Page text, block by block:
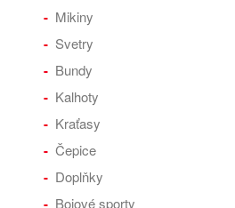
Mikiny
Svetry
Bundy
Kalhoty
Kraťasy
Čepice
Doplňky
Bojové sporty